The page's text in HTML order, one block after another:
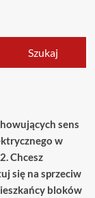
Szukaj
sens
w
Chcesz
się na sprzeciw
bloków